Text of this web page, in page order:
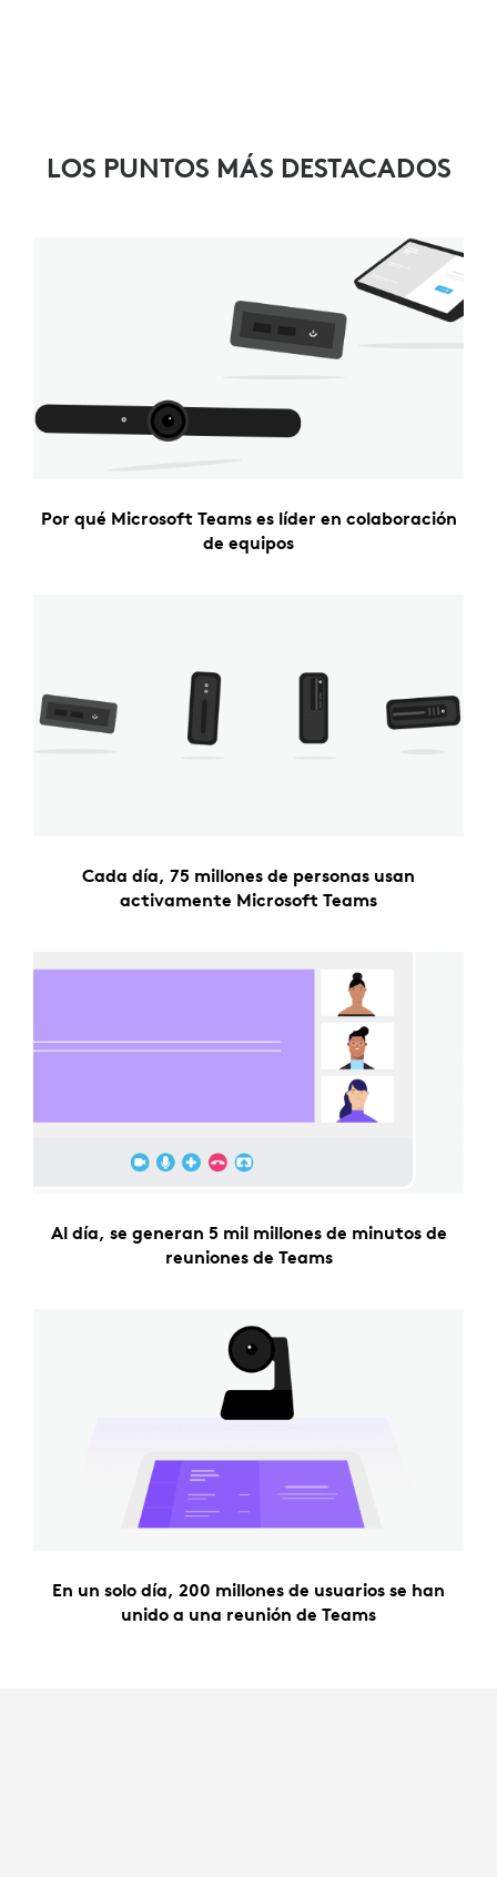
LOS PUNTOS MÁS DESTACADOS
Por qué Microsoft Teams es líder en colaboración
de equipos
Cada día, 75 millones de personas usan
activamente Microsoft Teams
Al día, se generan 5 mil millones de minutos de
reuniones de Teams
En un solo día, 200 millones de usuarios se han
unido a una reunión de Teams